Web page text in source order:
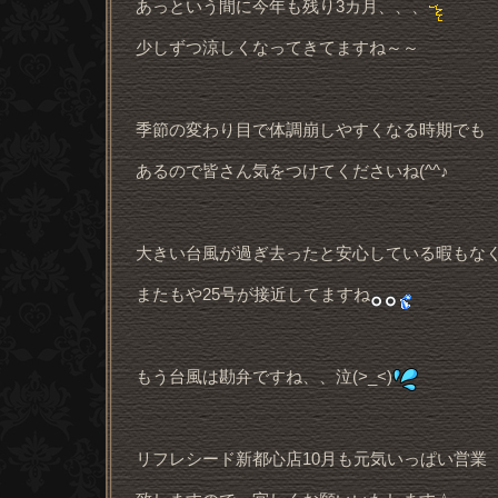
あっという間に今年も残り3カ月、、、
少しずつ涼しくなってきてますね～～
季節の変わり目で体調崩しやすくなる時期でも
あるので皆さん気をつけてくださいね(^^♪
大きい台風が過ぎ去ったと安心している暇もな
またもや25号が接近してますね
もう台風は勘弁ですね、、泣(>_<)
リフレシード新都心店10月も元気いっぱい営業